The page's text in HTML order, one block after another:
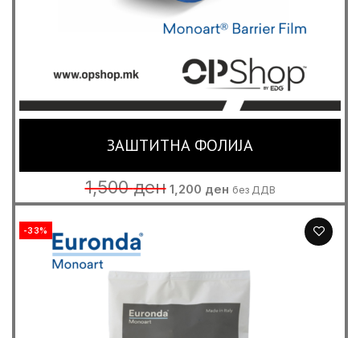
ЗАШТИТНА ФОЛИЈА
1,500ден Original
price
1,200 ден Current
price
без ДДВ
-33%